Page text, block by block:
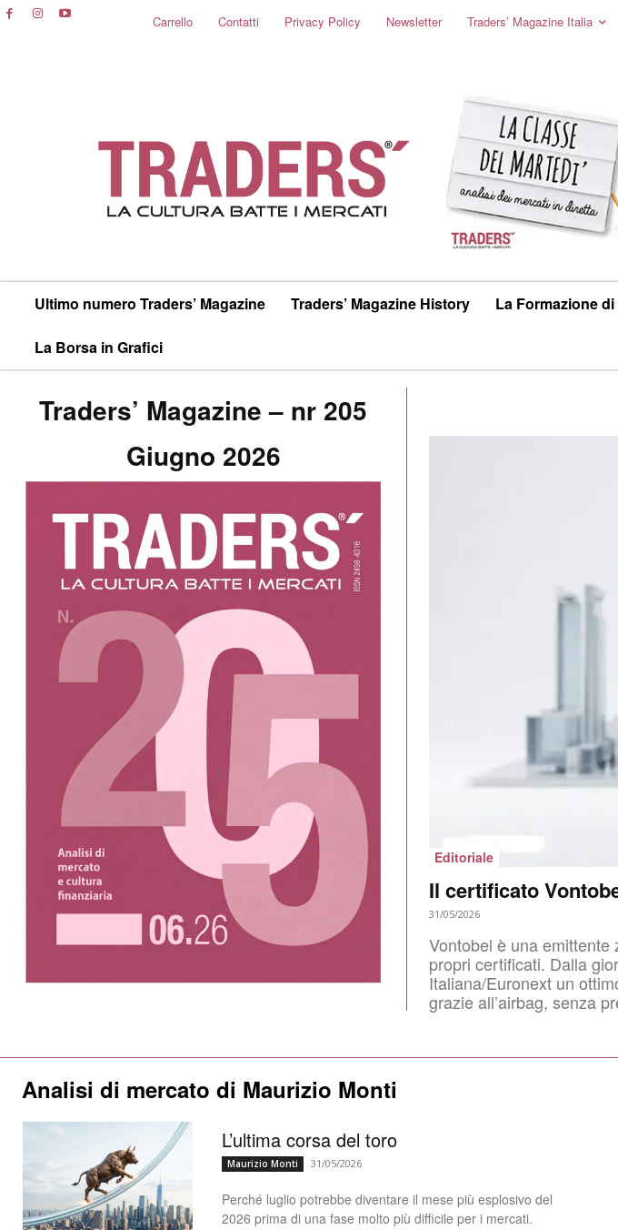
Carrello Contatti Privacy Policy Newsletter Traders’ Magazine Italia
Ultimo numero Traders’ Magazine Traders’ Magazine History La Formazione
La Borsa in Grafici
Traders’ Magazine – nr 205
Giugno 2026
Editoriale
Il certificato
31/05/2026
Vontobel è una
propri certificati. Dalla giornata dell’1 giugno, è ammesso al listing sul segmento Sedex di Borsa
Italiana/Euronext un
grazie all’airbag, senza
Analisi di mercato di Maurizio Monti
L’ultima corsa del toro
Maurizio Monti 31/05/2026
Perché luglio potrebbe diventare il mese più esplosivo del
2026 prima di una fase molto più difficile per i mercati.